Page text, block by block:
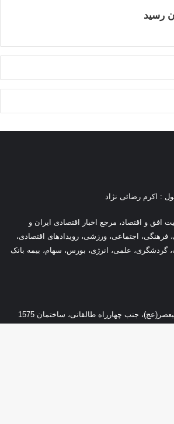
: اکرم رضائی نژاد
افق و اقتصاد، مرجع اخبار اقتصادی ایران و
فرهنگی، اجتماعی، ورزشی، رویدادهای اقتصادی،
گردشگری، علمی، انرژی، بورس، سهام، بیمه بانک
آدرس : تهران ، خیابان ولیعصر(عج)، جنب چهارراه طالقانی، ساختمان 1575